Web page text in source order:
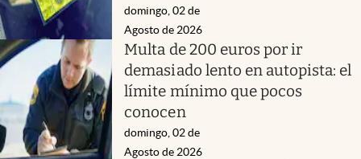
domingo, 02 de
Agosto de 2026
Multa de 200 euros por ir
demasiado lento en autopista: el
límite mínimo que pocos
conocen
domingo, 02 de
Agosto de 2026